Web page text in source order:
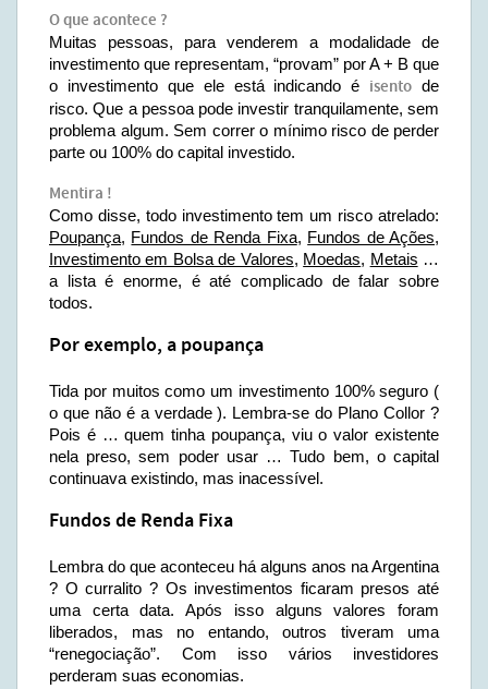
O que acontece ?
Muitas pessoas, para venderem a modalidade de
investimento que representam, “provam” por A + B que
o investimento que ele está indicando é isento de
risco. Que a pessoa pode investir tranquilamente, sem
problema algum. Sem correr o mínimo risco de perder
parte ou 100% do capital investido.
Mentira !
Como disse, todo investimento tem um risco atrelado:
Poupança, Fundos de Renda Fixa, Fundos de Ações,
Investimento em Bolsa de Valores, Moedas, Metais …
a lista é enorme, é até complicado de falar sobre
todos.
Por exemplo, a poupança
Tida por muitos como um investimento 100% seguro (
o que não é a verdade ). Lembra-se do Plano Collor ?
Pois é … quem tinha poupança, viu o valor existente
nela preso, sem poder usar … Tudo bem, o capital
continuava existindo, mas inacessível.
Fundos de Renda Fixa
Lembra do que aconteceu há alguns anos na Argentina
? O curralito ? Os investimentos ficaram presos até
uma certa data. Após isso alguns valores foram
liberados, mas no entando, outros tiveram uma
“renegociação”. Com isso vários investidores
perderam suas economias.